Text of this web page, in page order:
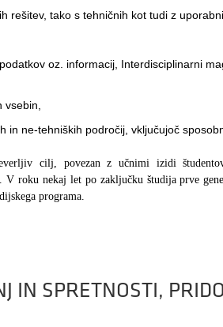
rešitev, tako s tehničnih kot tudi z
oz. informacij, Interdisciplinarni
in ne-tehniških področij, vključujoč
cilj, povezan z učnimi izidi
roku nekaj let po zaključku študija prve
programa.
SPRETNOSTI,